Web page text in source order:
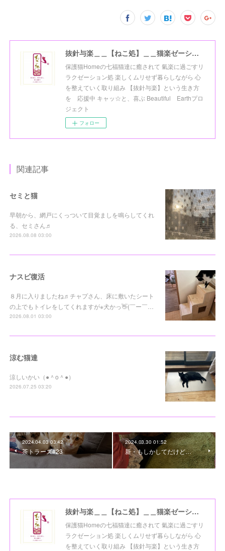
抜針与楽＿＿【ねこ処】＿＿猫楽ゼーションHome☆
保護猫Homeの七福猫達に癒されて 氣楽に過ごすリ
ラクゼーション処 楽しくムリせず暮らしながら 心
を整えていく取り組み 【抜針与楽】という生き方
を 応援中 キャッ☆と、喜ぶ Beautiful Earthプロ
ジェクト
フォロー
関連記事
セミと猫
早朝から、網戸にくっついて目覚ましを鳴らしてくれ
る、セミさん♬
2026.08.08 03:00
ナスビ復活
８月に入りましたね♬チャプさん、床に敷いたシート
の上でもトイレをしてくれますが※犬かっ👋(￣ー￣…
2026.08.01 03:00
涼む猫達
涼しいかい（●＾o＾●）
2026.07.25 03:20
2024.04.03 03:42
茶トラーズ#23
2024.03.30 01:52
新・もしかしてだけど…
抜針与楽＿＿【ねこ処】＿＿猫楽ゼーションHome☆
保護猫Homeの七福猫達に癒されて 氣楽に過ごすリ
ラクゼーション処 楽しくムリせず暮らしながら 心
を整えていく取り組み 【抜針与楽】という生き方